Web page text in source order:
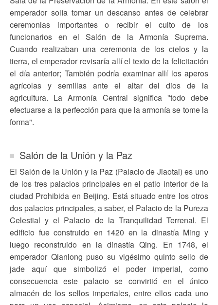
emperador solía tomar un descanso antes de celebrar
ceremonias importantes o recibir el culto de los
funcionarios en el Salón de la Armonía Suprema.
Cuando realizaban una ceremonia de los cielos y la
tierra, el emperador revisaría allí el texto de la felicitación
el día anterior; También podría examinar allí los aperos
agrícolas y semillas ante el altar del dios de la
agricultura. La Armonía Central significa "todo debe
efectuarse a la perfección para que la armonía se tome la
forma".
Salón de la Unión y la Paz
El Salón de la Unión y la Paz (Palacio de Jiaotai) es uno
de los tres palacios principales en el patio interior de la
ciudad Prohibida en Beijing. Está situado entre los otros
dos palacios principales, a saber, el Palacio de la Pureza
Celestial y el Palacio de la Tranquilidad Terrenal. El
edificio fue construido en 1420 en la dinastía Ming y
luego reconstruido en la dinastía Qing. En 1748, el
emperador Qianlong puso su vigésimo quinto sello de
jade aquí que simbolizó el poder imperial, como
consecuencia este palacio se convirtió en el único
almacén de los sellos imperiales, entre ellos cada uno